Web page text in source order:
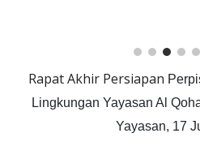
Rapat Akhir Persiapan
Lingkungan Yayasan Al
Yayasan, 17